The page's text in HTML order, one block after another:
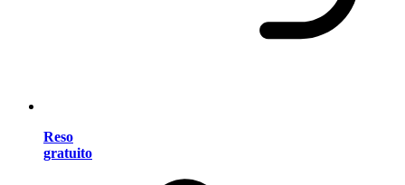
Reso
gratuito